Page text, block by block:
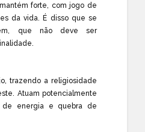
forte, com jogo de
da vida. É disso que se
que não deve ser
trazendo a religiosidade
Atuam potencialmente
de energia e quebra de